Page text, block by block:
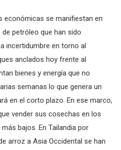
económicas se manifiestan en
petróleo que han sido
incertidumbre en torno al
anclados hoy frente al
bienes y energía que no
semanas lo que genera un
en el corto plazo. En ese marco,
vender sus cosechas en los
bajos. En Tailandia por
arroz a Asia Occidental se han